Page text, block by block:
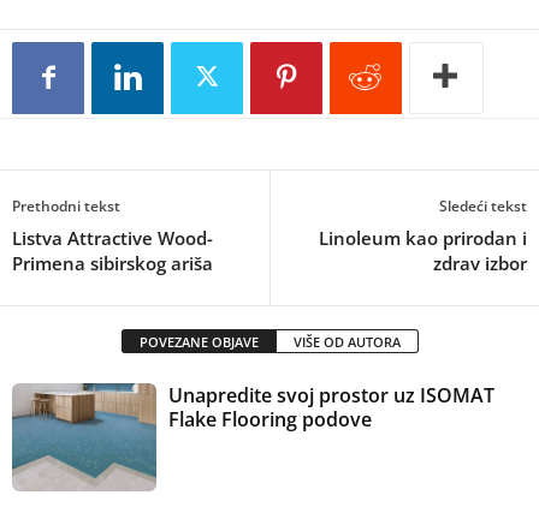
Prethodni tekst
Listva Attractive Wood-
Primena sibirskog ariša
Sledeći tekst
Linoleum kao prirodan i
zdrav izbor
POVEZANE OBJAVE VIŠE OD AUTORA
Unapredite svoj prostor uz ISOMAT
Flake Flooring podove